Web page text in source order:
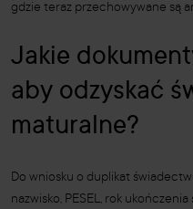
gdzie teraz przechowywane są
Jakie
aby odzyskać
maturalne?
Do wniosku o duplikat
nazwisko, PESEL, rok ukończenia